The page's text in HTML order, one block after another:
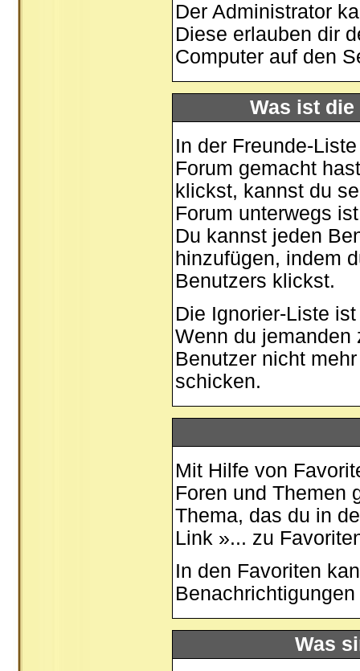
Der Administrator
Diese erlauben dir
Computer auf den
Was ist
In der Freunde-
Forum gemacht
klickst, kannst du
Forum unterwegs
Du kannst jeden
hinzufügen, indem
Benutzers klickst.
Die Ignorier-Liste
Wenn du jemanden
Benutzer nicht
schicken.
Mit Hilfe von
Foren und Themen
Thema, das du in
Link »... zu
In den Favoriten
Was